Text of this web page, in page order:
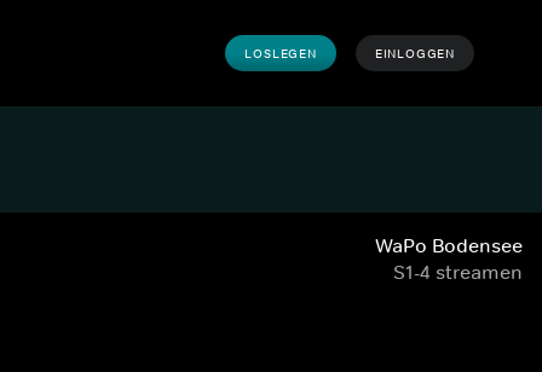
LOSLEGEN EINLOGGEN
WaPo Bodensee
S1-4 streamen